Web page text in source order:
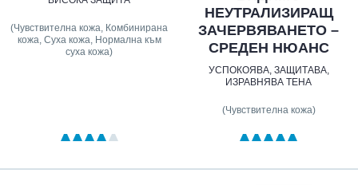
(Чувствителна кожа, Комбинирана
кожа, Суха кожа, Нормална към
суха кожа)
НЕУТРАЛИЗИРАЩ
ЗАЧЕРВЯВАНЕТО –
СРЕДЕН НЮАНС
УСПОКОЯВА, ЗАЩИТАВА,
ИЗРАВНЯВА ТЕНА
(Чувствителна кожа)